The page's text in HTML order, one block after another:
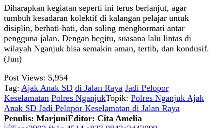
Diharapkan kegiatan seperti ini terus berlanjut, agar
tumbuh kesadaran kolektif di kalangan pelajar untuk
disiplin, berhati-hati, dan saling menghormati antar
pengguna jalan. Dengan begitu, suasana lalu lintas di
wilayah Nganjuk bisa semakin aman, tertib, dan kondusif.
(Jun)
Post Views: 5,954
Tag: Ajak Anak SD di Jalan Raya Jadi Pelopor
Keselamatan Polres NganjukTopik: Polres Nganjuk Ajak
Anak SD Jadi Pelopor Keselamatan di Jalan Raya
Penulis: MarjuniEditor: Cita Amelia